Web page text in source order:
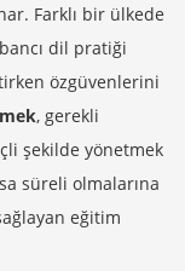
Farklı bir ülkede
dil pratiği
özgüvenlerini
, gerekli
şekilde yönetmek
süreli olmalarına
eğitim